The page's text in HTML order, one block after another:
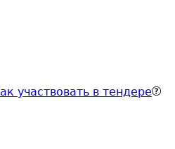
участвовать в тендере